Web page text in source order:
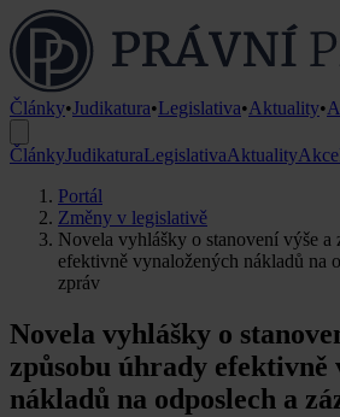
Články•Judikatura•Legislativa•Aktuality•
ČlánkyJudikaturaLegislativaAktualityAkce
Portál
Změny v legislativě
Novela vyhlášky o stanovení výše a
efektivně vynaložených nákladů na
zpráv
Novela vyhlášky o
způsobu úhrady efektivně
nákladů na odposlech a